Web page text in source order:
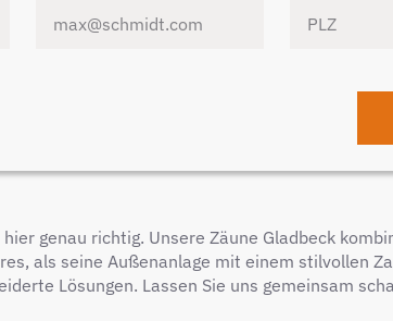
genau richtig. Unsere Zäune Gladbeck
als seine Außenanlage mit einem stilvollen
Lösungen. Lassen Sie uns gemeinsam